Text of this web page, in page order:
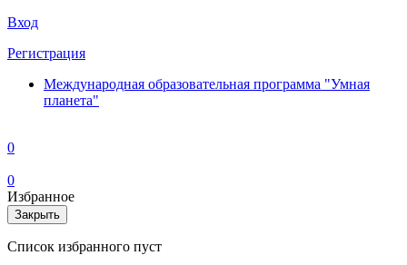
Вход
Регистрация
Международная образовательная программа "Умная
планета"
0
0
Избранное
Закрыть
Список избранного пуст